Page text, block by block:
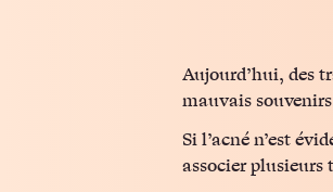
Aujourd’hui, des
mauvais
Si l’acné n’est
associer plusieurs